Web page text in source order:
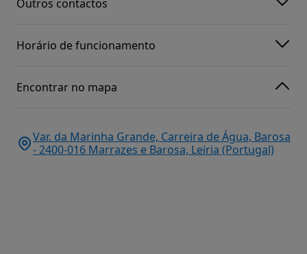
Outros contactos
Horário de funcionamento
Encontrar no mapa
Var. da Marinha Grande, Carreira de Água, Barosa
- 2400-016 Marrazes e Barosa, Leiria (Portugal)